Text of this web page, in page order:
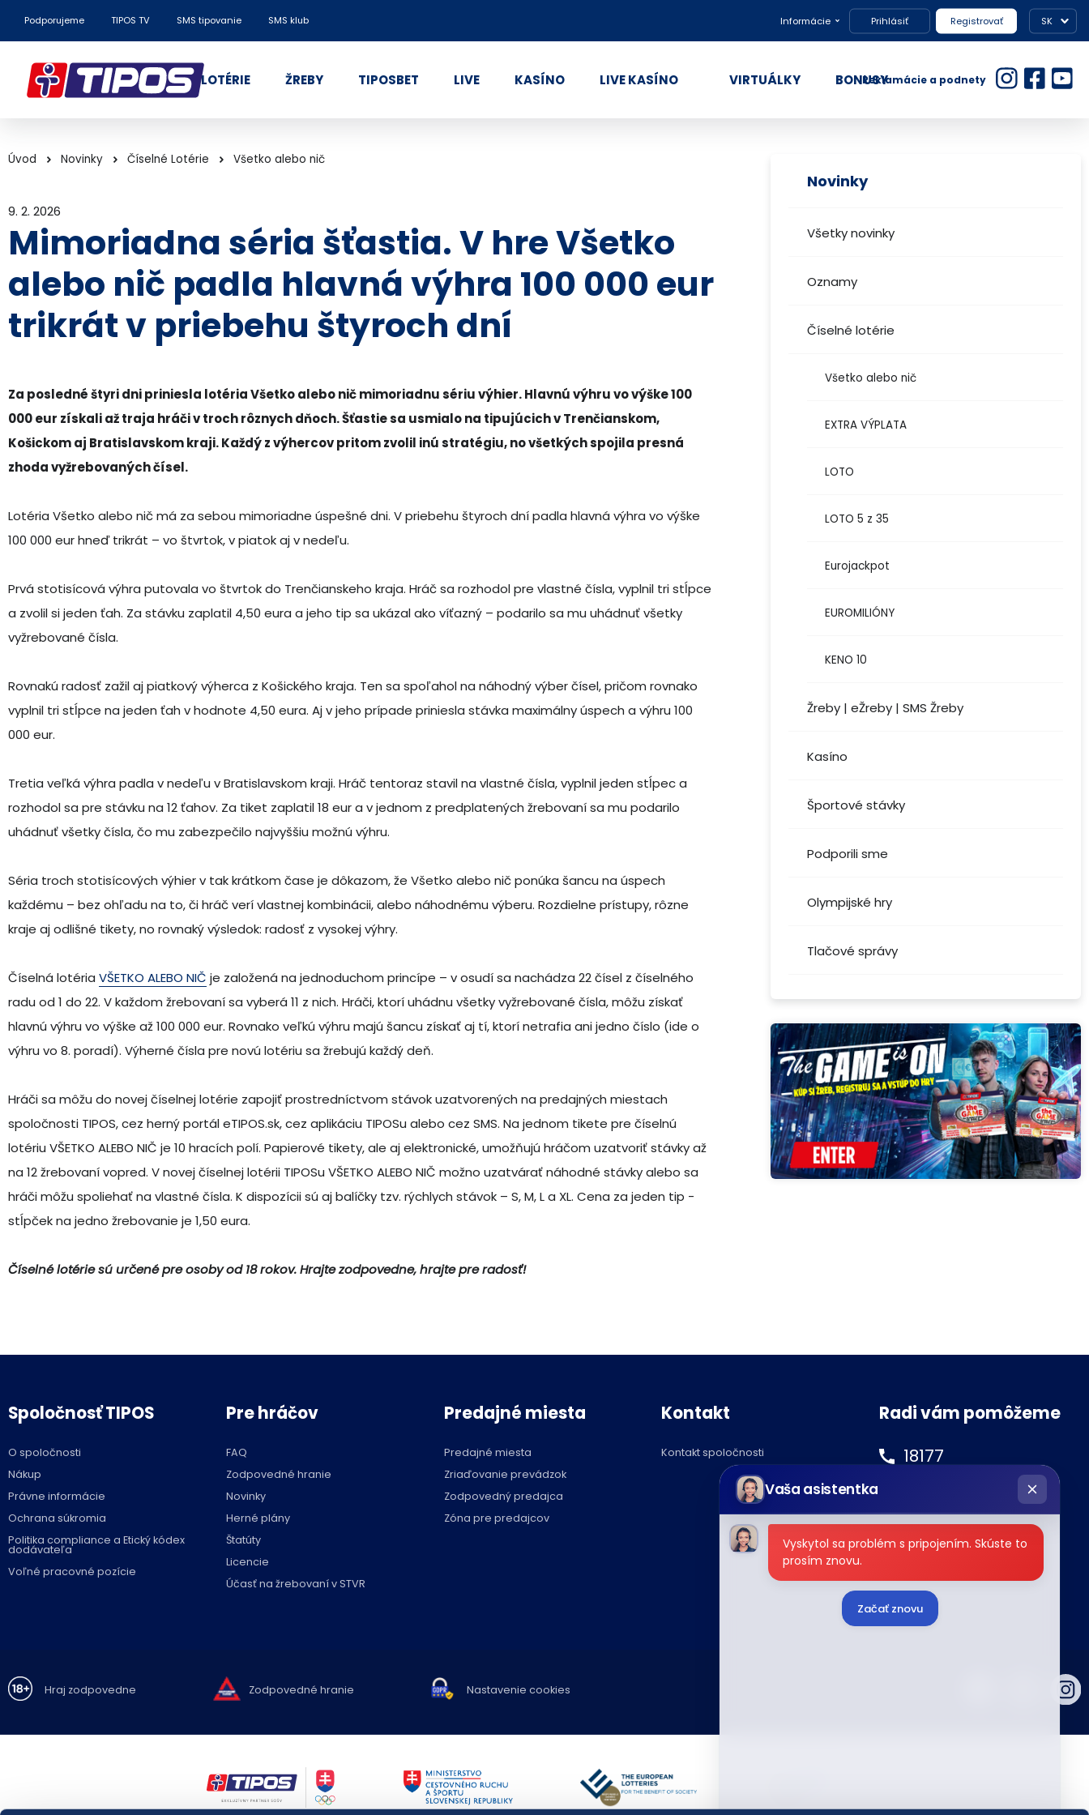
Podporujeme TIPOS TV SMS tipovanie SMS klub Informácie Prihlásiť Registrovať SK
LOTÉRIE ŽREBY TIPOSBET LIVE KASÍNO LIVE KASÍNO VIRTUÁLKY BONUSYReklamácie a podnety
Novinky
Všetky novinky
Oznamy
Číselné lotérie
Všetko alebo nič
EXTRA VÝPLATA
LOTO
LOTO 5 z 35
Eurojackpot
EUROMILIÓNY
KENO 10
Žreby | eŽreby | SMS Žreby
Kasíno
Športové stávky
Podporili sme
Olympijské hry
Tlačové správy
Úvod Novinky Číselné Lotérie Všetko alebo nič
9. 2. 2026
Mimoriadna séria šťastia. V hre Všetko
alebo nič padla hlavná výhra 100 000 eur
trikrát v priebehu štyroch dní
Za posledné štyri dni priniesla lotéria Všetko alebo nič mimoriadnu sériu výhier. Hlavnú výhru vo výške 100
000 eur získali až traja hráči v troch rôznych dňoch. Šťastie sa usmialo na tipujúcich v Trenčianskom,
Košickom aj Bratislavskom kraji. Každý z výhercov pritom zvolil inú stratégiu, no všetkých spojila presná
zhoda vyžrebovaných čísel.
Lotéria Všetko alebo nič má za sebou mimoriadne úspešné dni. V priebehu štyroch dní padla hlavná výhra vo výške
100 000 eur hneď trikrát – vo štvrtok, v piatok aj v nedeľu.
Prvá stotisícová výhra putovala vo štvrtok do Trenčianskeho kraja. Hráč sa rozhodol pre vlastné čísla, vyplnil tri stĺpce
a zvolil si jeden ťah. Za stávku zaplatil 4,50 eura a jeho tip sa ukázal ako víťazný – podarilo sa mu uhádnuť všetky
vyžrebované čísla.
Rovnakú radosť zažil aj piatkový výherca z Košického kraja. Ten sa spoľahol na náhodný výber čísel, pričom rovnako
vyplnil tri stĺpce na jeden ťah v hodnote 4,50 eura. Aj v jeho prípade priniesla stávka maximálny úspech a výhru 100
000 eur.
Tretia veľká výhra padla v nedeľu v Bratislavskom kraji. Hráč tentoraz stavil na vlastné čísla, vyplnil jeden stĺpec a
rozhodol sa pre stávku na 12 ťahov. Za tiket zaplatil 18 eur a v jednom z predplatených žrebovaní sa mu podarilo
uhádnuť všetky čísla, čo mu zabezpečilo najvyššiu možnú výhru.
Séria troch stotisícových výhier v tak krátkom čase je dôkazom, že Všetko alebo nič ponúka šancu na úspech
každému – bez ohľadu na to, či hráč verí vlastnej kombinácii, alebo náhodnému výberu. Rozdielne prístupy, rôzne
kraje aj odlišné tikety, no rovnaký výsledok: radosť z vysokej výhry.
Číselná lotéria VŠETKO ALEBO NIČ je založená na jednoduchom princípe – v osudí sa nachádza 22 čísel z číselného
radu od 1 do 22. V každom žrebovaní sa vyberá 11 z nich. Hráči, ktorí uhádnu všetky vyžrebované čísla, môžu získať
hlavnú výhru vo výške až 100 000 eur. Rovnako veľkú výhru majú šancu získať aj tí, ktorí netrafia ani jedno číslo (ide o
výhru vo 8. poradí). Výherné čísla pre novú lotériu sa žrebujú každý deň.
Hráči sa môžu do novej číselnej lotérie zapojiť prostredníctvom stávok uzatvorených na predajných miestach
spoločnosti TIPOS, cez herný portál eTIPOS.sk, cez aplikáciu TIPOSu alebo cez SMS. Na jednom tikete pre číselnú
lotériu VŠETKO ALEBO NIČ je 10 hracích polí. Papierové tikety, ale aj elektronické, umožňujú hráčom uzatvoriť stávky až
na 12 žrebovaní vopred. V novej číselnej lotérii TIPOSu VŠETKO ALEBO NIČ možno uzatvárať náhodné stávky alebo sa
hráči môžu spoliehať na vlastné čísla. K dispozícii sú aj balíčky tzv. rýchlych stávok – S, M, L a XL. Cena za jeden tip -
stĺpček na jedno žrebovanie je 1,50 eura.
Číselné lotérie sú určené pre osoby od 18 rokov. Hrajte zodpovedne, hrajte pre radosť!
Radi vám pomôžeme
18177
podnety@tipos.sk
Spoločnosť TIPOS
O spoločnosti
Nákup
Právne informácie
Ochrana súkromia
Politika compliance a Etický kódex
dodávateľa
Voľné pracovné pozície
Pre hráčov
FAQ
Zodpovedné hranie
Novinky
Herné plány
Štatúty
Licencie
Účasť na žrebovaní v STVR
Predajné miesta
Predajné miesta
Zriaďovanie prevádzok
Zodpovedný predajca
Zóna pre predajcov
Kontakt
Kontakt spoločnosti
Hraj zodpovedne Zodpovedné hranie Nastavenie cookies
Vaša asistentka
Chatbot
píše
Vyskytol sa problém s pripojením. Skúste to
prosím znovu.
Začať znovu